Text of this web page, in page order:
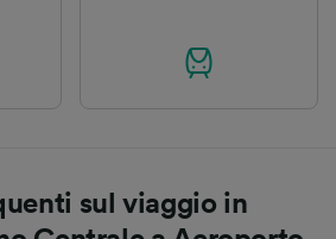
sul viaggio in